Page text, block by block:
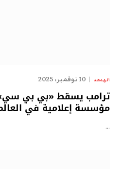
الهدهد 10 نوفمبر، 2025
ترامب يسقط «بي بي
مؤسسة إعلامية في
…